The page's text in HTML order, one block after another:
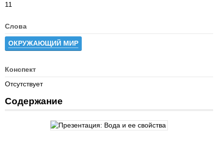
11
Слова
ОКРУЖАЮЩИЙ МИР
Конспект
Отсутствует
Содержание